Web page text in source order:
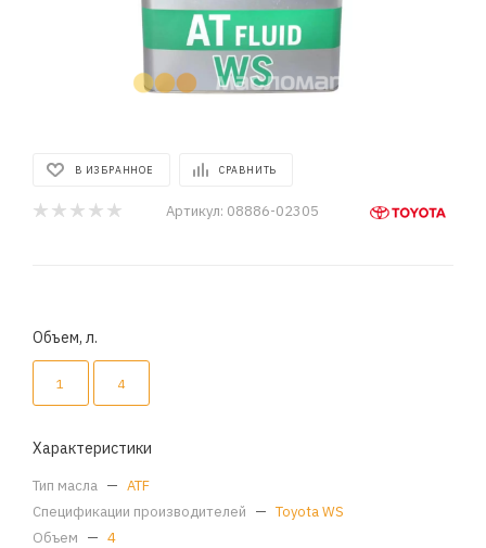
В ИЗБРАННОЕ СРАВНИТЬ
Артикул: 08886-02305
Объем, л.
1 4
Характеристики
Тип масла — ATF
Спецификации производителей — Toyota WS
Объем — 4